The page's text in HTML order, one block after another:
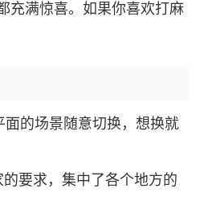
充满惊喜。如果你喜欢打麻
的场景随意切换，想换就
要求，集中了各个地方的